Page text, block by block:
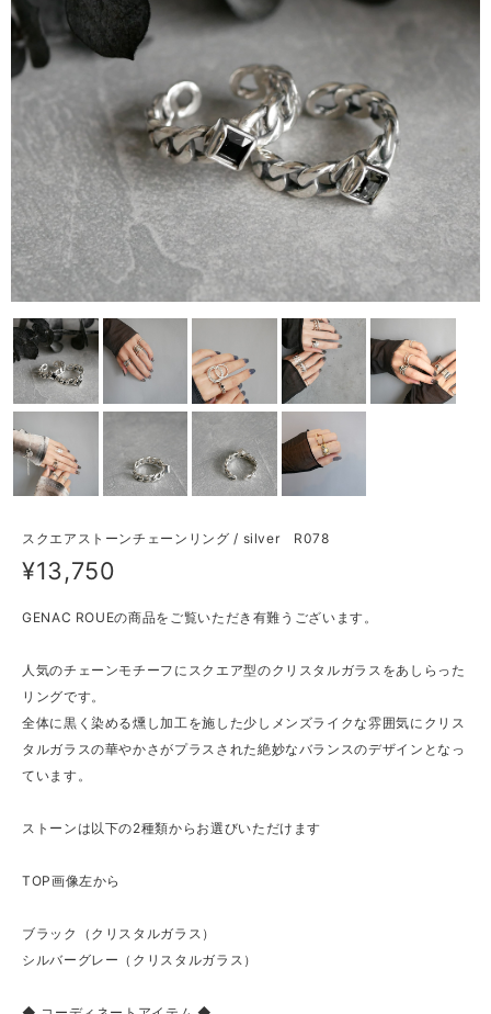
スクエアストーンチェーンリング / silver R078
¥13,750
GENAC ROUEの商品をご覧いただき有難うございます。
人気のチェーンモチーフにスクエア型のクリスタルガラスをあしらった
リングです。
全体に黒く染める燻し加工を施した少しメンズライクな雰囲気にクリス
タルガラスの華やかさがプラスされた絶妙なバランスのデザインとなっ
ています。
ストーンは以下の2種類からお選びいただけます
TOP画像左から
ブラック（クリスタルガラス）
シルバーグレー（クリスタルガラス）